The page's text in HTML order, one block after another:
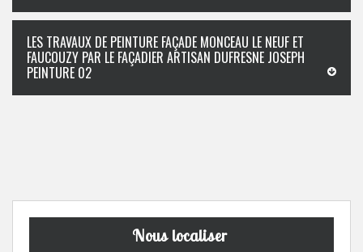
LES TRAVAUX DE PEINTURE FAÇADE MONCEAU LE NEUF ET
FAUCOUZY PAR LE FAÇADIER ARTISAN DUFRESNE JOSEPH
PEINTURE 02
Nous localiser